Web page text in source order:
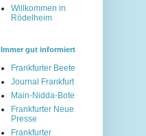
Willkommen in
Rödelheim
Immer gut informiert
Frankfurter Beete
Journal Frankfurt
Main-Nidda-Bote
Frankfurter Neue
Presse
Frankfurter